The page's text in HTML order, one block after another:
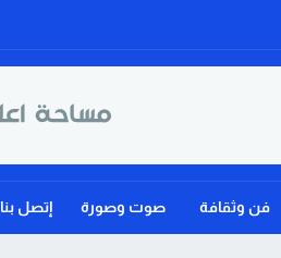
فن وثقافة صوت وصورة إتصل بنا